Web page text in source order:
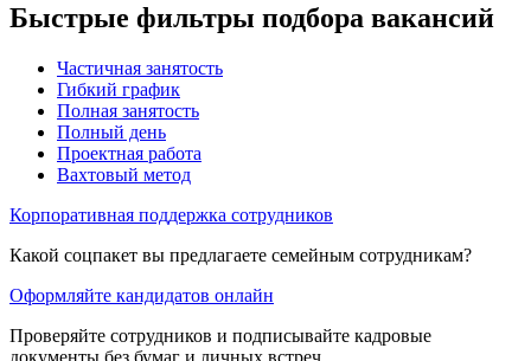
Быстрые фильтры подбора вакансий
Частичная занятость
Гибкий график
Полная занятость
Полный день
Проектная работа
Вахтовый метод
Корпоративная поддержка сотрудников
Какой соцпакет вы предлагаете семейным сотрудникам?
Оформляйте кандидатов онлайн
Проверяйте сотрудников и подписывайте кадровые
документы без бумаг и личных встреч